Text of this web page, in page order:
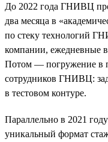
До 2022 года ГНИВЦ
два месяца в
по стеку технологий
компании, ежедневные
Потом — погружение в
сотрудников ГНИВЦ:
в тестовом контуре.
Параллельно в 2021
уникальный формат